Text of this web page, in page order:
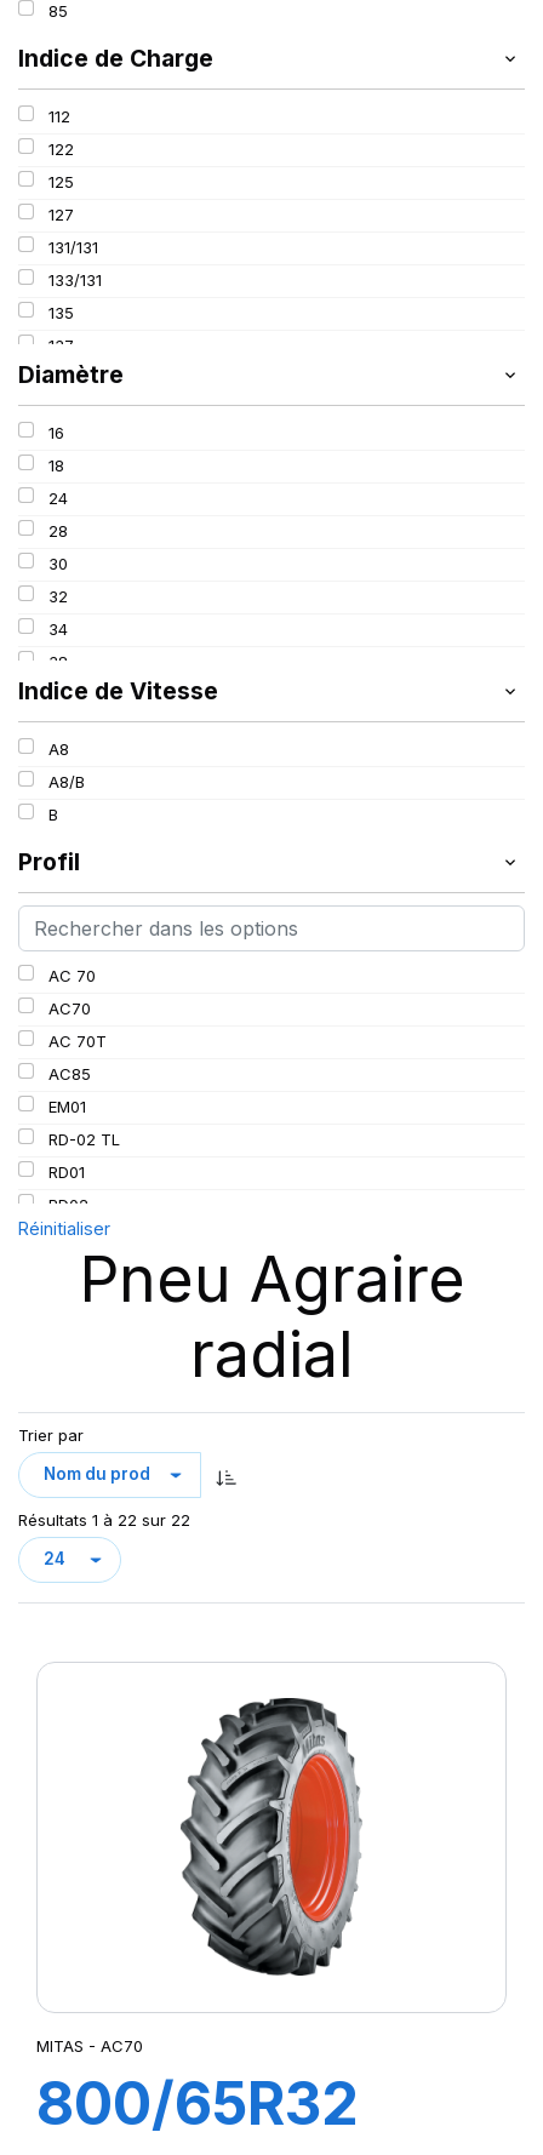
85
Indice de Charge
112
122
125
127
131/131
133/131
135
137
142
143
145
147
149
152/155
155
156
157
172
Diamètre
16
18
24
28
30
32
34
38
Indice de Vitesse
A8
A8/B
B
Profil
AC 70
AC70
AC 70T
AC85
EM01
RD-02 TL
RD01
RD02
SFT
TL AC85
Réinitialiser
Pneu Agraire
radial
Trier par
Résultats 1 à 22 sur 22
MITAS - AC70
800/65R32